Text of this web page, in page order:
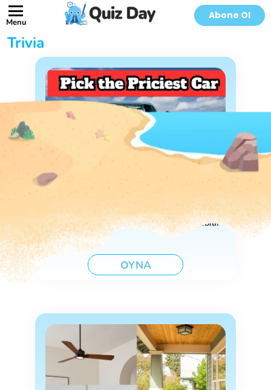
Menu
Abone Ol
Trivia
Her Çiftten En Pahalı Lüks Arabayı Seçebilir
misin?
OYNA